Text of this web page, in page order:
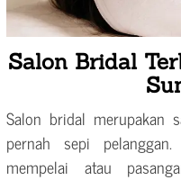
Salon Bridal
Salon bridal merupakan
pernah sepi
mempelai atau